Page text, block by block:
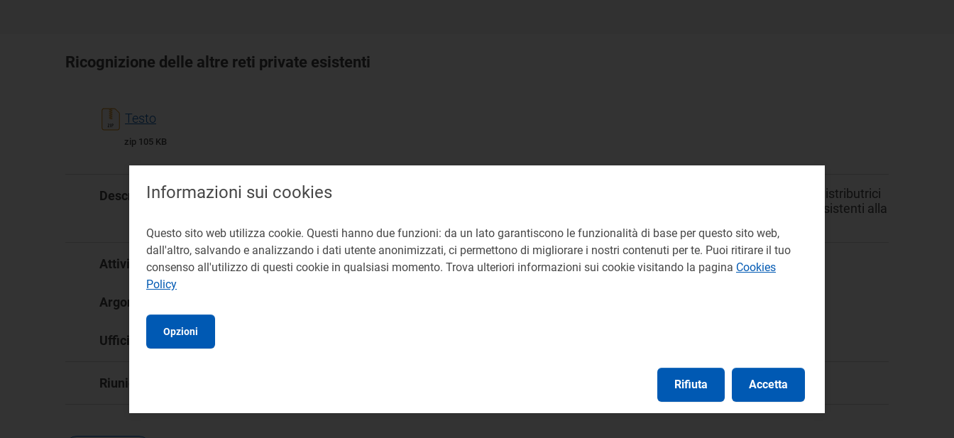
Ricognizione delle altre reti private esistenti
Testo
zip 105 KB
Descrizione:
Con la presente deliberazione viene avviata la ricognizione, che sarà condotta dalle imprese distributrici
e da Terna, sulle Reti Private, diverse dalle RIU e dalla rete della società Ferrovie dello Stato, esistenti alla
Attività: Produzione
Argomento:
Ufficio responsabile:
Riunione:
Informazioni sui cookies
Questo sito web utilizza cookie. Questi hanno due funzioni: da un lato garantiscono le funzionalità di base per questo sito web,
dall'altro, salvando e analizzando i dati utente anonimizzati, ci permettono di migliorare i nostri contenuti per te. Puoi ritirare il tuo
consenso all'utilizzo di questi cookie in qualsiasi momento. Trova ulteriori informazioni sui cookie visitando la pagina Cookies
Policy
Opzioni
Rifiuta Accetta